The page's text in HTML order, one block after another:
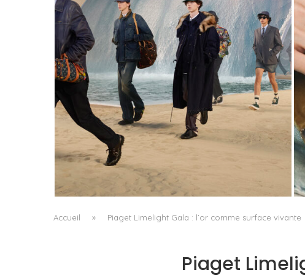
LA VAGUE COMME GRAMMAIRE MASCULINE
by PASCAL IAKOVOU
Accueil » Piaget Limelight Gala : l’or comme surface vivante
Piaget